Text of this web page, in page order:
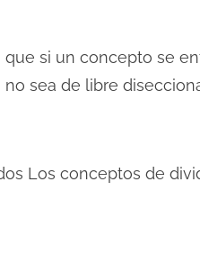
si un concepto se
sea de libre
Los conceptos de